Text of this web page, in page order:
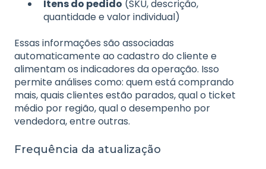
Itens do pedido (SKU, descrição,
quantidade e valor individual)
Essas informações são associadas
automaticamente ao cadastro do cliente e
alimentam os indicadores da operação. Isso
permite análises como: quem está comprando
mais, quais clientes estão parados, qual o ticket
médio por região, qual o desempenho por
vendedora, entre outras.
Frequência da atualização